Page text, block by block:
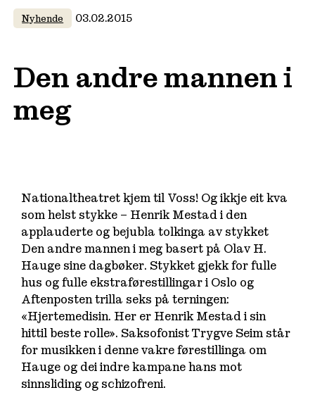
Nyhende 03.02.2015
Den andre mannen i
meg
Nationaltheatret kjem til Voss! Og ikkje eit kva
som helst stykke – Henrik Mestad i den
applauderte og bejubla tolkinga av stykket
Den andre mannen i meg basert på Olav H.
Hauge sine dagbøker. Stykket gjekk for fulle
hus og fulle ekstraførestillingar i Oslo og
Aftenposten trilla seks på terningen:
«Hjertemedisin. Her er Henrik Mestad i sin
hittil beste rolle». Saksofonist Trygve Seim står
for musikken i denne vakre førestillinga om
Hauge og dei indre kampane hans mot
sinnsliding og schizofreni.